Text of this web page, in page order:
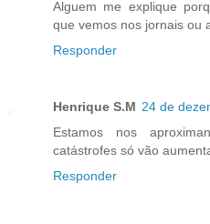
Alguem me explique
que vemos nos jornais ou
Responder
Henrique S.M 24 de
Estamos nos
catástrofes só vão
Responder